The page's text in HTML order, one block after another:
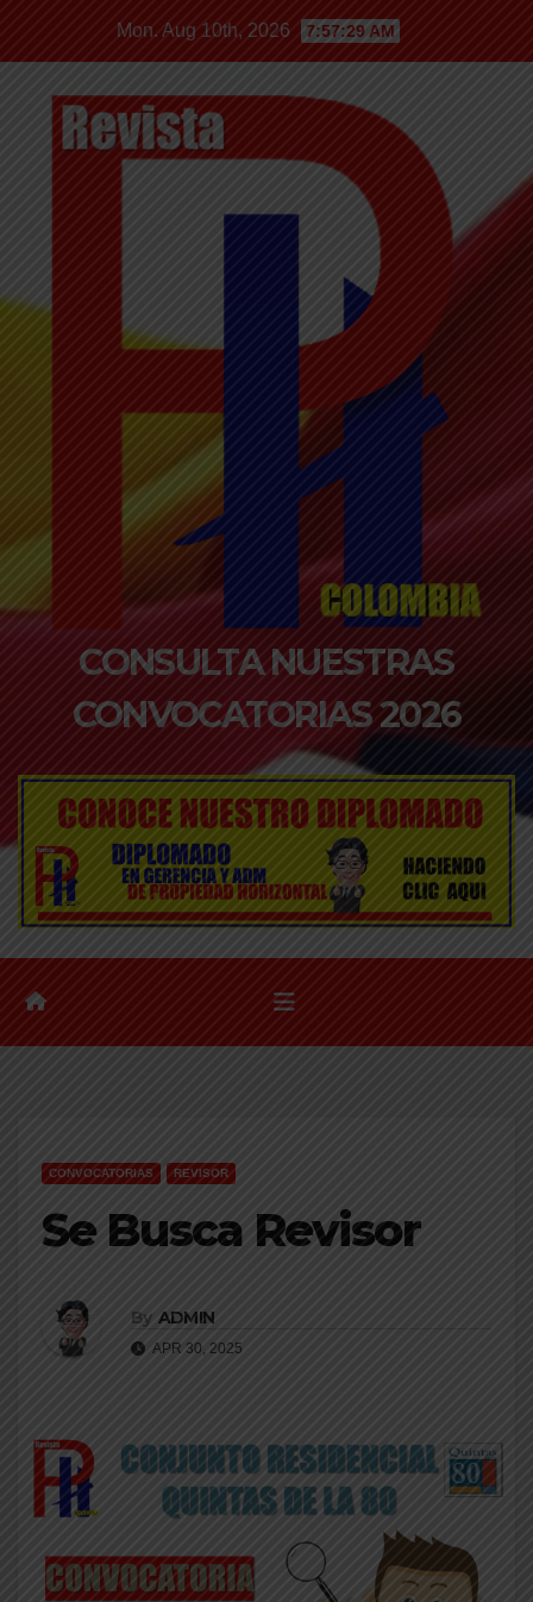
Mon. Aug 10th, 2026 7:57:29 AM
CONSULTA NUESTRAS
CONVOCATORIAS 2026
CONVOCATORIAS REVISOR
Se Busca Revisor
By ADMIN
APR 30, 2025